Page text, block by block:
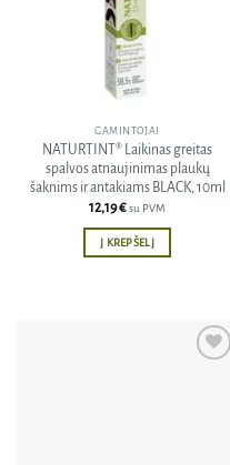
GAMINTOJAI
NATURTINT® Laikinas greitas
spalvos atnaujinimas plaukų
šaknims ir antakiams BLACK, 10ml
12,19€su PVM
Į KREPŠELĮ